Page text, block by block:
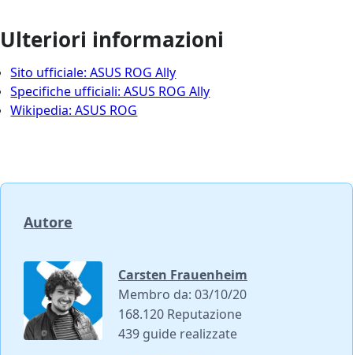
Ulteriori informazioni
Sito ufficiale: ASUS ROG Ally
Specifiche ufficiali: ASUS ROG Ally
Wikipedia: ASUS ROG
Autore
Carsten Frauenheim
Membro da: 03/10/20
168.120 Reputazione
439 guide realizzate